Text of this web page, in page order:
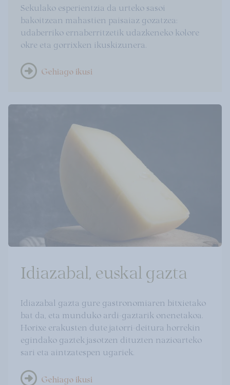
Sekulako esperientzia da urteko sasoi
bakoitzean mahastien paisaiaz gozatzea:
udaberriko ernaberritzetik udazkeneko kolore
okre eta gorrixken ikuskizunera.
Gehiago ikusi
Idiazabal, euskal gazta
Idiazabal gazta gure gastronomiaren bitxietako
bat da, eta munduko ardi-gaztarik onenetakoa.
Horixe erakusten dute jatorri-deitura horrekin
egindako gaztek jasotzen dituzten nazioarteko
sari eta aintzatespen ugariek.
Gehiago ikusi